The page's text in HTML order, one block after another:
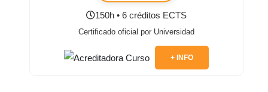
150h • 6 créditos ECTS
Certificado oficial por Universidad
+ INFO